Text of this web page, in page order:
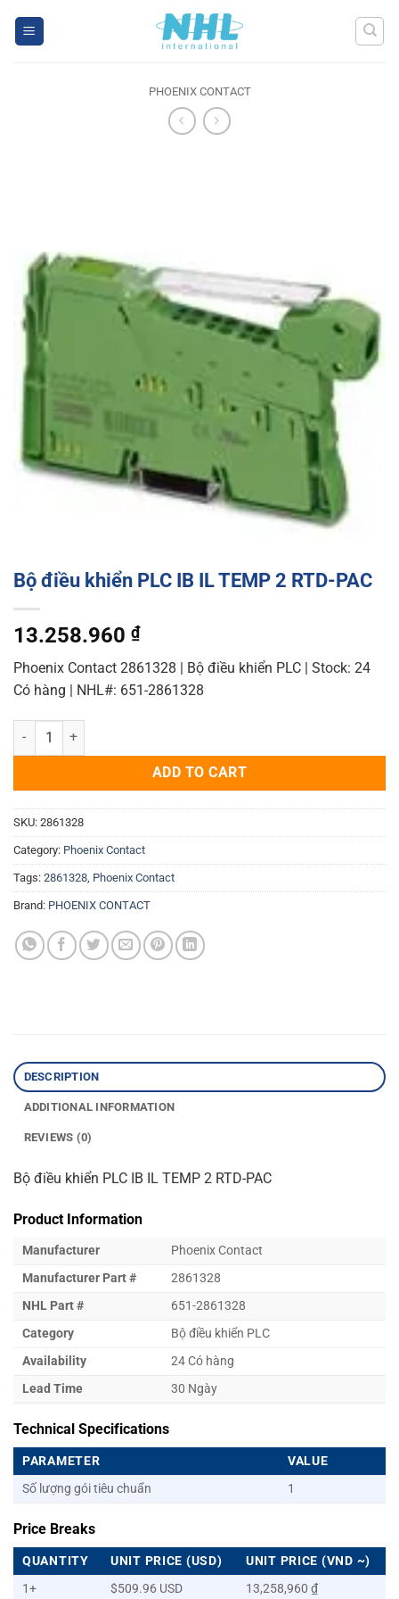
PHOENIX CONTACT
Bộ điều khiển PLC IB IL TEMP 2 RTD-PAC
13.258.960 ₫
Phoenix Contact 2861328 | Bộ điều khiển PLC | Stock: 24
Có hàng | NHL#: 651-2861328
Bộ điều khiển PLC IB IL TEMP 2 RTD-PAC quantity
ADD TO CART
SKU: 2861328
Category: Phoenix Contact
Tags: 2861328, Phoenix Contact
Brand: PHOENIX CONTACT
DESCRIPTION
ADDITIONAL INFORMATION
REVIEWS (0)
Bộ điều khiển PLC IB IL TEMP 2 RTD-PAC
Product Information
Manufacturer
Phoenix Contact
Manufacturer Part #
2861328
NHL Part #
651-2861328
Category
Bộ điều khiển PLC
Availability
24 Có hàng
Lead Time
30 Ngày
Technical Specifications
PARAMETER
VALUE
Số lượng gói tiêu chuẩn
1
Price Breaks
QUANTITY UNIT PRICE (USD)
UNIT PRICE (VND ~)
1+
$509.96 USD 13,258,960 ₫